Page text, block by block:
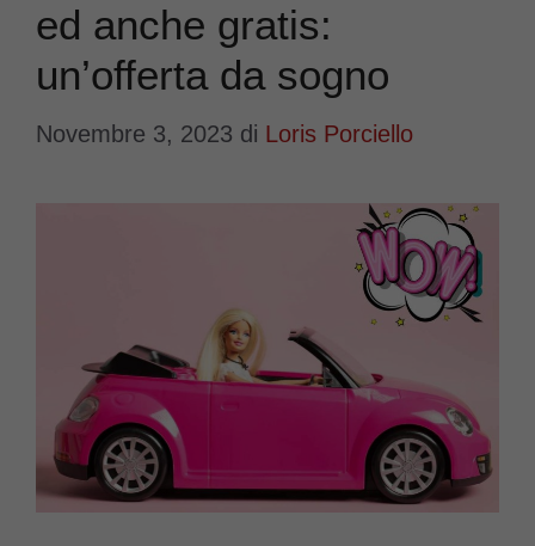
ed anche gratis:
un’offerta da sogno
Novembre 3, 2023 di Loris Porciello